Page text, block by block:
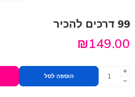
99 דרכים להכיר
₪149.00
הוספה לסל